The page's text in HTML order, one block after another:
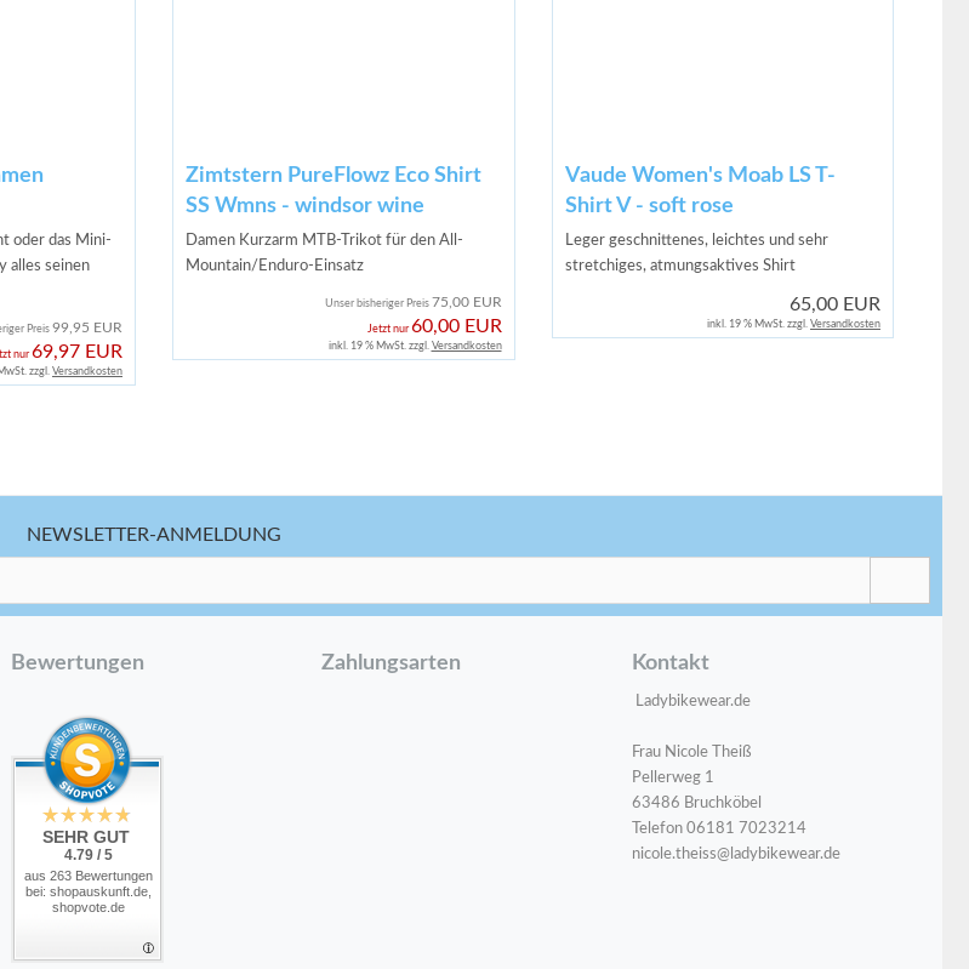
oder das Mini-
alles seinen
Preis 99,95 EUR
nur69,97 EUR
zzgl. Versandkosten
Zimtstern PureFlowz Eco Shirt
SS Wmns - windsor wine
Damen Kurzarm MTB-Trikot für den All-
Mountain/Enduro-Einsatz
Unser bisheriger Preis 75,00 EUR
Jetzt nur60,00 EUR
inkl. 19 % MwSt. zzgl. Versandkosten
Vaude Women's Moab LS T-
Shirt V - soft rose
Leger geschnittenes, leichtes und sehr
stretchiges, atmungsaktives Shirt
65,00 EUR
inkl. 19 % MwSt. zzgl. Versandkosten
NEWSLETTER-ANMELDUNG
Bewertungen
SEHR GUT
4.79 / 5
aus 263 Bewertungen
bei: shopauskunft.de,
shopvote.de
Zahlungsarten Kontakt
Ladybikewear.de
Frau Nicole Theiß
Pellerweg 1
63486 Bruchköbel
Telefon 06181 7023214
nicole.theiss@ladybikewear.de